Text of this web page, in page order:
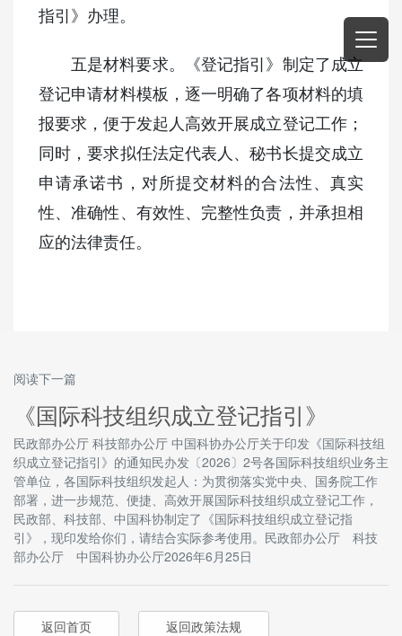
指引》办理。
五是材料要求。《登记指引》制定了成立
登记申请材料模板，逐一明确了各项材料的填
报要求，便于发起人高效开展成立登记工作；
同时，要求拟任法定代表人、秘书长提交成立
申请承诺书，对所提交材料的合法性、真实
性、准确性、有效性、完整性负责，并承担相
应的法律责任。
阅读下一篇
《国际科技组织成立登记指引》
民政部办公厅 科技部办公厅 中国科协办公厅关于印发《国际科技组
织成立登记指引》的通知民办发〔2026〕2号各国际科技组织业务主
管单位，各国际科技组织发起人：为贯彻落实党中央、国务院工作
部署，进一步规范、便捷、高效开展国际科技组织成立登记工作，
民政部、科技部、中国科协制定了《国际科技组织成立登记指
引》，现印发给你们，请结合实际参考使用。民政部办公厅 科技
部办公厅 中国科协办公厅2026年6月25日
返回首页 返回政策法规